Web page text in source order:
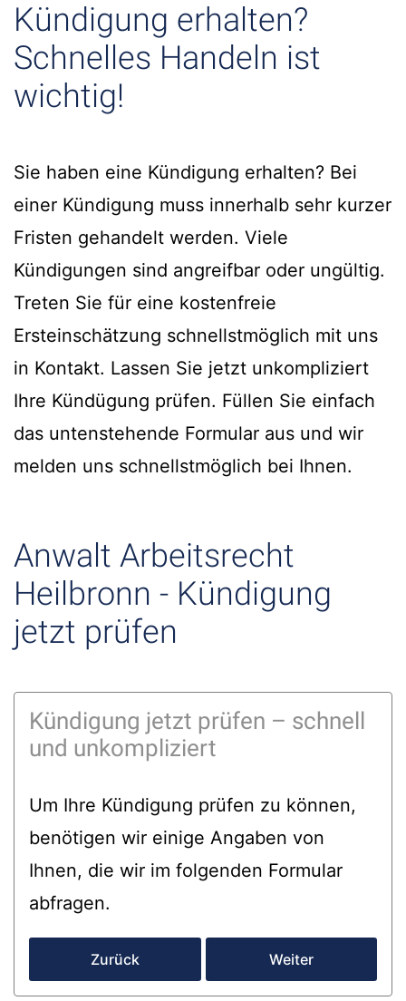
Kündigung erhalten?
Schnelles Handeln ist
wichtig!
Sie haben eine Kündigung erhalten? Bei
einer Kündigung muss innerhalb sehr kurzer
Fristen gehandelt werden. Viele
Kündigungen sind angreifbar oder ungültig.
Treten Sie für eine kostenfreie
Ersteinschätzung schnellstmöglich mit uns
in Kontakt. Lassen Sie jetzt unkompliziert
Ihre Kündügung prüfen. Füllen Sie einfach
das untenstehende Formular aus und wir
melden uns schnellstmöglich bei Ihnen.
Anwalt Arbeitsrecht
Heilbronn - Kündigung
jetzt prüfen
Kündigung jetzt prüfen – schnell
und unkompliziert
Um Ihre Kündigung prüfen zu können,
benötigen wir einige Angaben von
Ihnen, die wir im folgenden Formular
abfragen.
Zurück Weiter